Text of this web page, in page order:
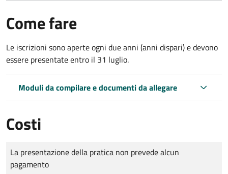
Come fare
Le iscrizioni sono aperte ogni due anni (anni dispari) e devono
essere presentate entro il 31 luglio.
Moduli da compilare e documenti da allegare
Costi
Tipo di pagamento
Importo
La presentazione della pratica non prevede alcun
pagamento